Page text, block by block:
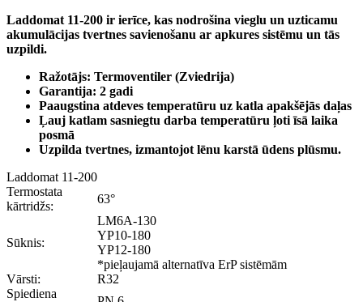
Laddomat 11-200 ir ierīce, kas nodrošina vieglu un uzticamu
akumulācijas tvertnes savienošanu ar apkures sistēmu un tās
uzpildi.
Ražotājs: Termoventiler (Zviedrija)
Garantija: 2 gadi
Paaugstina atdeves temperatūru uz katla apakšējās daļas
Ļauj katlam sasniegtu darba temperatūru ļoti īsā laika
posmā
Uzpilda tvertnes, izmantojot lēnu karstā ūdens plūsmu.
Laddomat 11-200
Termostata
kārtridžs:
63°
Sūknis:
LM6A-130
YP10-180
YP12-180
*pieļaujamā alternatīva ErP sistēmām
Vārsti:
R32
Spiediena